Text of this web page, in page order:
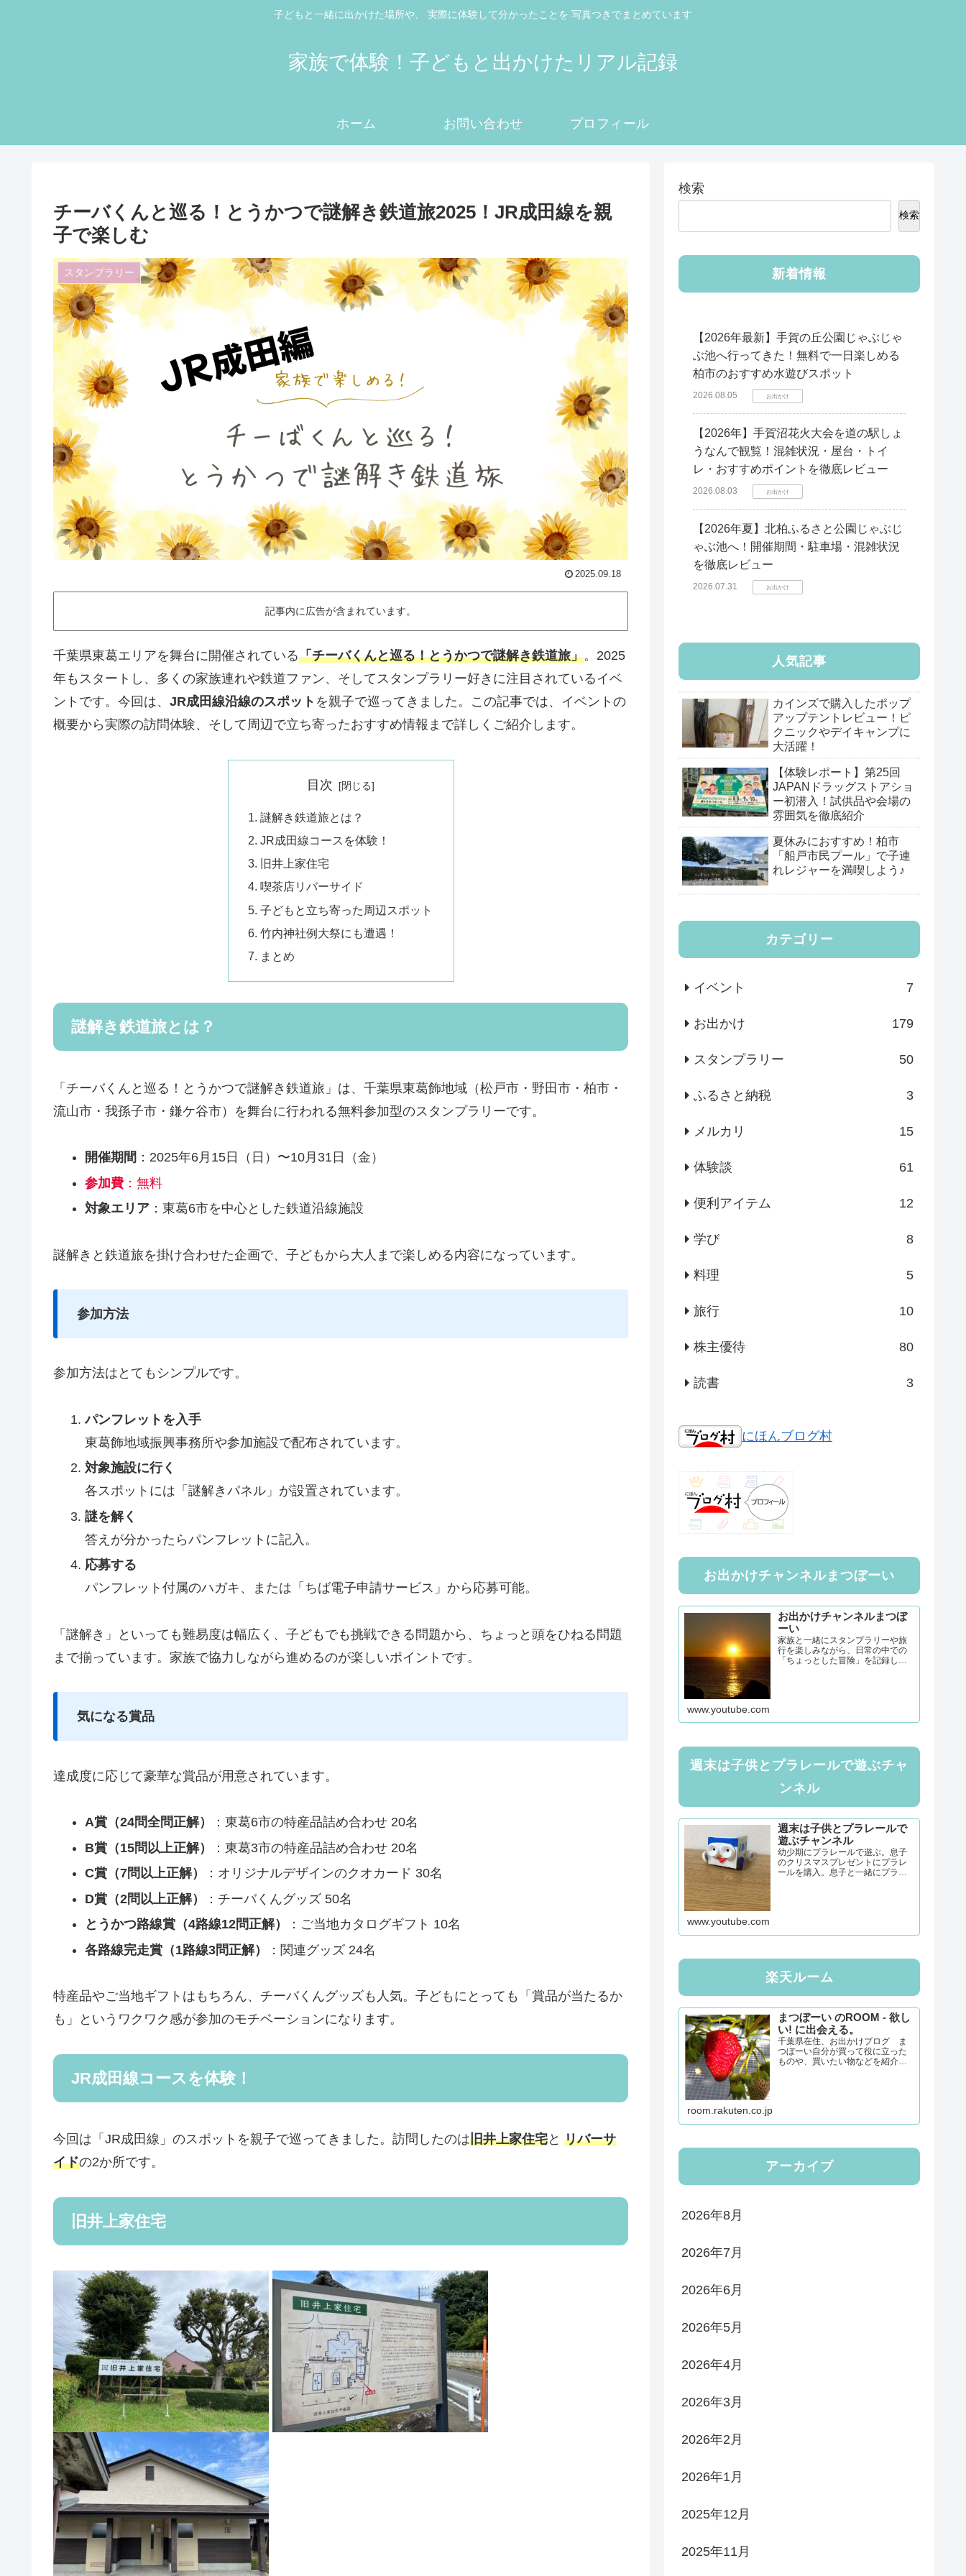
子どもと一緒に出かけた場所や、 実際に体験して分かったことを 写真つきでまとめています
家族で体験！子どもと出かけたリアル記録
ホーム お問い合わせ プロフィール
チーバくんと巡る！とうかつで謎解き鉄道旅2025！JR成田線を親
子で楽しむ
スタンプラリー
2025.09.18
記事内に広告が含まれています。
千葉県東葛エリアを舞台に開催されている「チーバくんと巡る！とうかつで謎解き鉄道旅」。2025
年もスタートし、多くの家族連れや鉄道ファン、そしてスタンプラリー好きに注目されているイベ
ントです。今回は、 JR成田線沿線のスポット を親子で巡ってきました。この記事では、イベントの
概要から実際の訪問体験、そして周辺で立ち寄ったおすすめ情報まで詳しくご紹介します。
目次
謎解き鉄道旅とは？
JR成田線コースを体験！
旧井上家住宅
喫茶店リバーサイド
子どもと立ち寄った周辺スポット
竹内神社例大祭にも遭遇！
まとめ
謎解き鉄道旅とは？
「チーバくんと巡る！とうかつで謎解き鉄道旅」は、千葉県東葛飾地域（松戸市・野田市・柏市・
流山市・我孫子市・鎌ケ谷市）を舞台に行われる無料参加型のスタンプラリーです。
開催期間 ：2025年6月15日（日）〜10月31日（金）
参加費：無料
対象エリア：東葛6市を中心とした鉄道沿線施設
謎解きと鉄道旅を掛け合わせた企画で、子どもから大人まで楽しめる内容になっています。
参加方法
参加方法はとてもシンプルです。
パンフレットを入手
東葛飾地域振興事務所や参加施設で配布されています。
対象施設に行く
各スポットには「謎解きパネル」が設置されています。
謎を解く
答えが分かったらパンフレットに記入。
応募する
パンフレット付属のハガキ、または「ちば電子申請サービス」から応募可能。
「謎解き」といっても難易度は幅広く、子どもでも挑戦できる問題から、ちょっと頭をひねる問題
まで揃っています。家族で協力しながら進めるのが楽しいポイントです。
気になる賞品
達成度に応じて豪華な賞品が用意されています。
A賞（24問全問正解）
：東葛6市の特産品詰め合わせ 20名
B賞（15問以上正解）
：東葛3市の特産品詰め合わせ 20名
C賞（7問以上正解）
：オリジナルデザインのクオカード 30名
D賞（2問以上正解）
：チーバくんグッズ 50名
とうかつ路線賞（4路線12問正解）
：ご当地カタログギフト 10名
各路線完走賞（1路線3問正解）
：関連グッズ 24名
特産品やご当地ギフトはもちろん、チーバくんグッズも人気。子どもにとっても「賞品が当たるか
も」というワクワク感が参加のモチベーションになります。
JR成田線コースを体験！
今回は「JR成田線」のスポットを親子で巡ってきました。訪問したのは旧井上家住宅と リバーサ
イドの2か所です。
旧井上家住宅
検索
検索
新着情報
【2026年最新】手賀の丘公園じゃぶじゃ
ぶ池へ行ってきた！無料で一日楽しめる
柏市のおすすめ水遊びスポット
2026.08.05 お出かけ
【2026年】手賀沼花火大会を道の駅しょ
うなんで観覧！混雑状況・屋台・トイ
レ・おすすめポイントを徹底レビュー
2026.08.03 お出かけ
【2026年夏】北柏ふるさと公園じゃぶじ
ゃぶ池へ！開催期間・駐車場・混雑状況
を徹底レビュー
2026.07.31 お出かけ
人気記事
カインズで購入したポップ
アップテントレビュー！ピ
クニックやデイキャンプに
大活躍！
【体験レポート】第25回
JAPANドラッグストアショ
ー初潜入！試供品や会場の
雰囲気を徹底紹介
夏休みにおすすめ！柏市
「船戸市民プール」で子連
れレジャーを満喫しよう♪
カテゴリー
イベント 7
お出かけ 179
スタンプラリー 50
ふるさと納税 3
メルカリ 15
体験談 61
便利アイテム 12
学び 8
料理 5
旅行 10
株主優待 80
読書 3
にほんブログ村
お出かけチャンネルまつぼーい
お出かけチャンネルまつぼ
ーい
家族と一緒にスタンプラリーや旅
行を楽しみながら、日常の中での
「ちょっとした冒険」を記録して
www.youtube.com
週末は子供とプラレールで遊ぶチャ
ンネル
週末は子供とプラレールで
遊ぶチャンネル
幼少期にプラレールで遊ぶ。息子
のクリスマスプレゼントにプラレ
ールを購入。息子と一緒にプラレ
www.youtube.com
楽天ルーム
まつぼーい のROOM - 欲し
い! に出会える。
千葉県在住、お出かけブログ ま
つぼーい自分が買って役に立った
ものや、買いたい物などを紹介し
room.rakuten.co.jp
アーカイブ
2026年8月
2026年7月
2026年6月
2026年5月
2026年4月
2026年3月
2026年2月
2026年1月
2025年12月
2025年11月